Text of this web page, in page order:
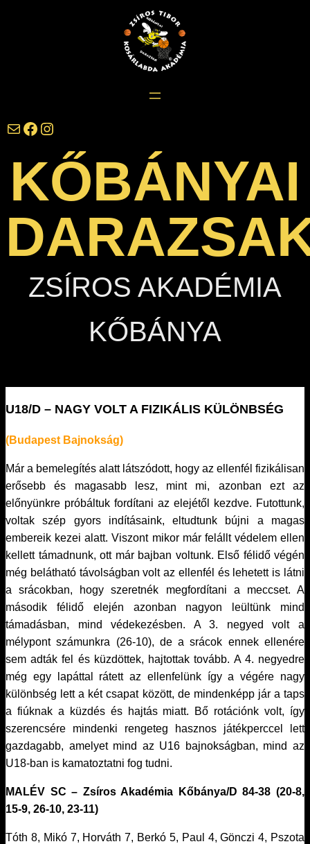
darazsak@darazsak.hu @kobanyaidarazsak @darazsak
KŐBÁNYAI
ZSÍROS AKADÉMIA
KŐBÁNYA
U18/D – NAGY VOLT A FIZIKÁLIS KÜLÖNBSÉG
(Budapest Bajnokság)
Már a bemelegítés alatt látszódott, hogy az ellenfél fizikálisan
erősebb és magasabb lesz, mint mi, azonban ezt az
előnyünkre próbáltuk fordítani az elejétől kezdve. Futottunk,
voltak szép gyors indításaink, eltudtunk bújni a magas
embereik kezei alatt. Viszont mikor már felállt védelem ellen
kellett támadnunk, ott már bajban voltunk. Első félidő végén
még belátható távolságban volt az ellenfél és lehetett is látni
a srácokban, hogy szeretnék megfordítani a meccset. A
második félidő elején azonban nagyon leültünk mind
támadásban, mind védekezésben. A 3. negyed volt a
mélypont számunkra (26-10), de a srácok ennek ellenére
sem adták fel és küzdöttek, hajtottak tovább. A 4. negyedre
még egy lapáttal rátett az ellenfelünk így a végére nagy
különbség lett a két csapat között, de mindenképp jár a taps
a fiúknak a küzdés és hajtás miatt. Bő rotációnk volt, így
szerencsére mindenki rengeteg hasznos játékperccel lett
gazdagabb, amelyet mind az U16 bajnokságban, mind az
U18-ban is kamatoztatni fog tudni.
MALÉV SC – Zsíros Akadémia Kőbánya/D 84-38 (20-8,
15-9, 26-10, 23-11)
Tóth 8, Mikó 7, Horváth 7, Berkó 5, Paul 4, Gönczi 4, Pszota